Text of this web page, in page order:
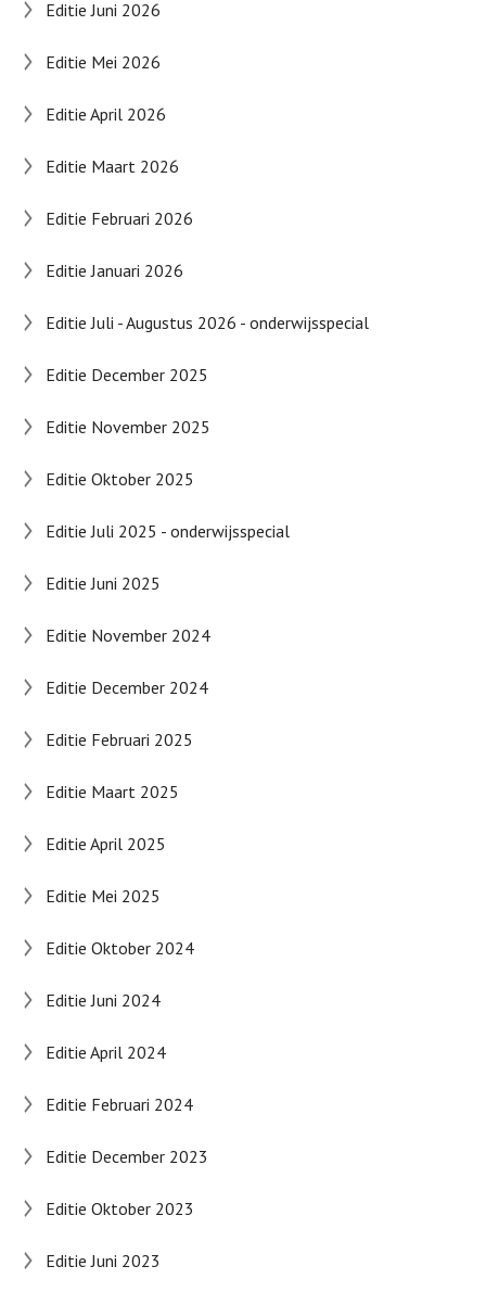
Editie Juni 2026
Editie Mei 2026
Editie April 2026
Editie Maart 2026
Editie Februari 2026
Editie Januari 2026
Editie Juli - Augustus 2026 - onderwijsspecial
Editie December 2025
Editie November 2025
Editie Oktober 2025
Editie Juli 2025 - onderwijsspecial
Editie Juni 2025
Editie November 2024
Editie December 2024
Editie Februari 2025
Editie Maart 2025
Editie April 2025
Editie Mei 2025
Editie Oktober 2024
Editie Juni 2024
Editie April 2024
Editie Februari 2024
Editie December 2023
Editie Oktober 2023
Editie Juni 2023